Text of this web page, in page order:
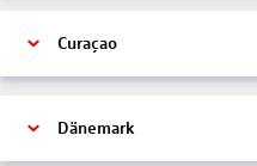
Curaçao
Dänemark